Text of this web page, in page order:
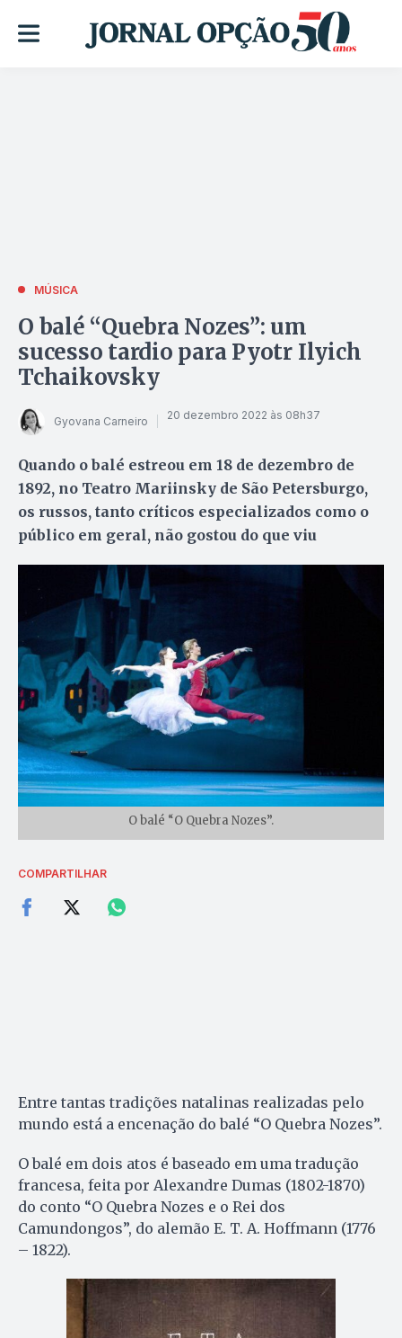
MÚSICA
O balé “Quebra Nozes”: um
sucesso tardio para Pyotr Ilyich
Tchaikovsky
Gyovana Carneiro 20 dezembro 2022 às 08h37
Quando o balé estreou em 18 de dezembro de
1892, no Teatro Mariinsky de São Petersburgo,
os russos, tanto críticos especializados como o
público em geral, não gostou do que viu
O balé “O Quebra Nozes”.
COMPARTILHAR
Entre tantas tradições natalinas realizadas pelo
mundo está a encenação do balé “O Quebra Nozes”.
O balé em dois atos é baseado em uma tradução
francesa, feita por Alexandre Dumas (1802-1870)
do conto “O Quebra Nozes e o Rei dos
Camundongos”, do alemão E. T. A. Hoffmann (1776
– 1822).